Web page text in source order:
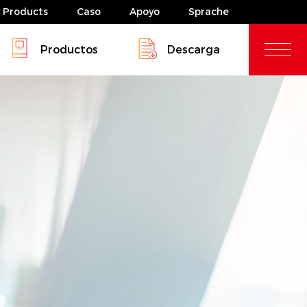
de almacenamiento de energía
Products
- 10kw
Caso
solar&inversor solar
Apoyo
¿Dónde comprar?
Sprache
Productos
- 10kw
Descarga